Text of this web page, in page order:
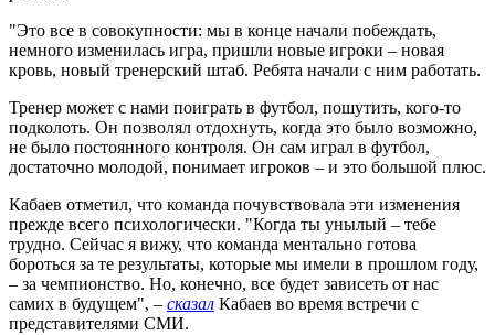
"Это все в совокупности: мы в конце начали побеждать,
немного изменилась игра, пришли новые игроки – новая
кровь, новый тренерский штаб. Ребята начали с ним работать.
Тренер может с нами поиграть в футбол, пошутить, кого-то
подколоть. Он позволял отдохнуть, когда это было возможно,
не было постоянного контроля. Он сам играл в футбол,
достаточно молодой, понимает игроков – и это большой плюс.
Кабаев отметил, что команда почувствовала эти изменения
прежде всего психологически. "Когда ты унылый – тебе
трудно. Сейчас я вижу, что команда ментально готова
бороться за те результаты, которые мы имели в прошлом году,
– за чемпионство. Но, конечно, все будет зависеть от нас
самих в будущем", – сказал Кабаев во время встречи с
представителями СМИ.